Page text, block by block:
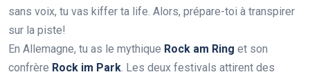
sans voix, tu vas kiffer ta life. Alors, prépare-toi à transpirer
sur la piste!
En Allemagne, tu as le mythique Rock am Ring et son
confrère Rock im Park. Les deux festivals attirent des